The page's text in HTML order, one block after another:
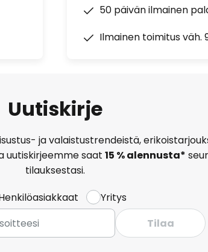
50 päivän ilmainen
Ilmainen toimitus väh.
Uutiskirje
ja valaistustrendeistä,
uutiskirjeemme saat 15 % alennusta*
tilauksestasi.
Yritys
Tilaa